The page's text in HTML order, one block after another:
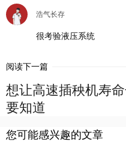
浩气长存
很考验液压系统
阅读下一篇
想让高速插秧机寿
要知道
您可能感兴趣的文章